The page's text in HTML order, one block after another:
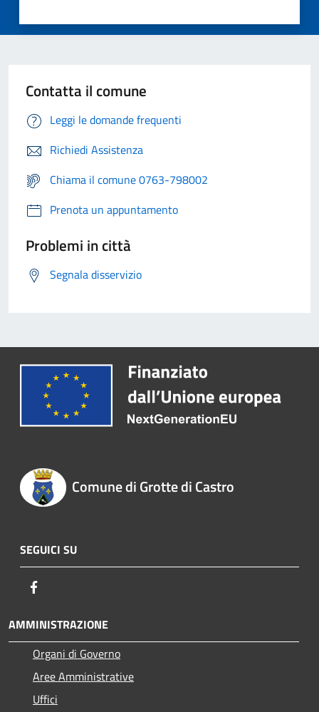
Contatta il comune
Leggi le domande frequenti
Richiedi Assistenza
Chiama il comune 0763-798002
Prenota un appuntamento
Problemi in città
Segnala disservizio
Comune di Grotte di Castro
SEGUICI SU
AMMINISTRAZIONE
Organi di Governo
Aree Amministrative
Uffici